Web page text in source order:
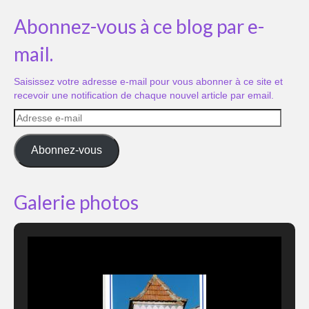
Abonnez-vous à ce blog par e-
mail.
Saisissez votre adresse e-mail pour vous abonner à ce site et
recevoir une notification de chaque nouvel article par email.
Adresse
e-
mail
Abonnez-vous
Galerie photos